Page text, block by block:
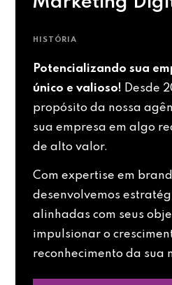
HISTÓRIA
Potencializando sua
único e valioso! Desde
propósito da nossa
sua empresa em algo
de alto valor.
Com expertise em
desenvolvemos
alinhadas com seus
impulsionar o
reconhecimento da sua